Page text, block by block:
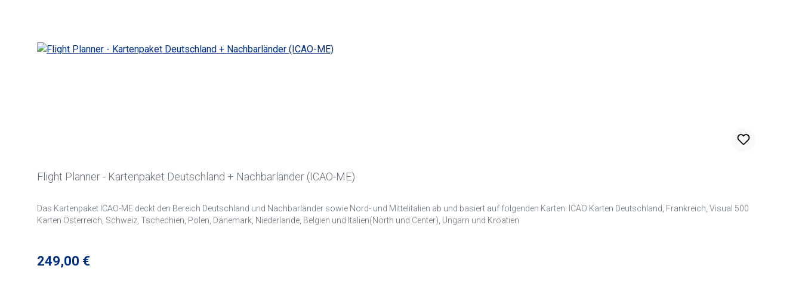
Flight Planner - Kartenpaket Deutschland + Nachbarländer (ICAO-ME)
Das Kartenpaket ICAO-ME deckt den Bereich Deutschland und Nachbarländer sowie Nord- und Mittelitalien ab und basiert auf folgenden Karten: ICAO Karten Deutschland, Frankreich, Visual 500
Karten Österreich, Schweiz, Tschechien, Polen, Dänemark, Niederlande, Belgien und Italien(North und Center), Ungarn und Kroatien
Regulärer Preis:
249,00 €